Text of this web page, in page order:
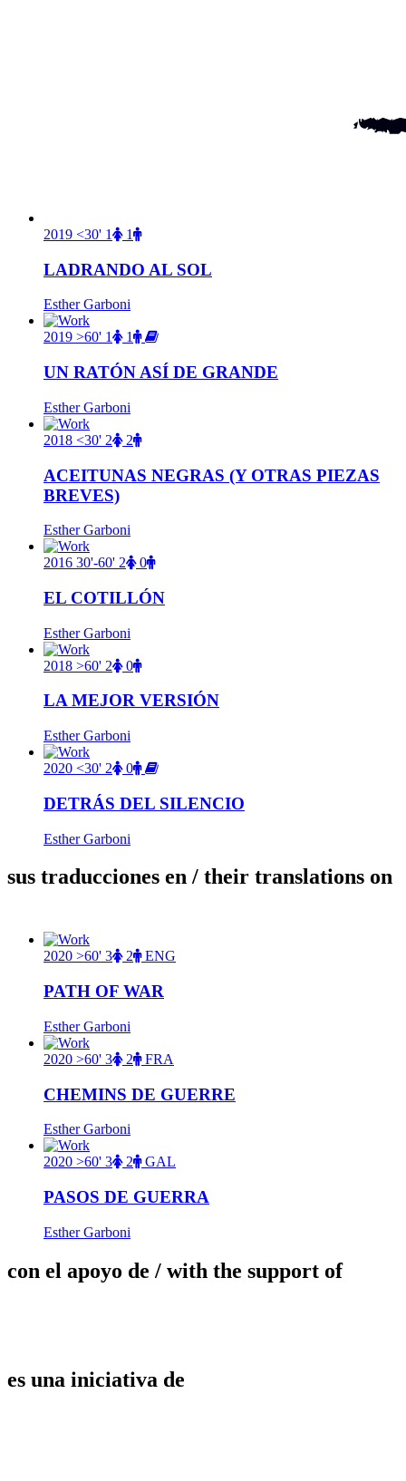
2019 <30' 1 1
LADRANDO AL SOL
Esther Garboni
2019 >60' 1 1
UN RATÓN ASÍ DE GRANDE
Esther Garboni
2018 <30' 2 2
ACEITUNAS NEGRAS (Y OTRAS PIEZAS
BREVES)
Esther Garboni
2016 30'-60' 2 0
EL COTILLÓN
Esther Garboni
2018 >60' 2 0
LA MEJOR VERSIÓN
Esther Garboni
2020 <30' 2 0
DETRÁS DEL SILENCIO
Esther Garboni
sus traducciones en / their translations on
2020 >60' 3 2 ENG
PATH OF WAR
Esther Garboni
2020 >60' 3 2 FRA
CHEMINS DE GUERRE
Esther Garboni
2020 >60' 3 2 GAL
PASOS DE GUERRA
Esther Garboni
con el apoyo de / with the support of
es una iniciativa de